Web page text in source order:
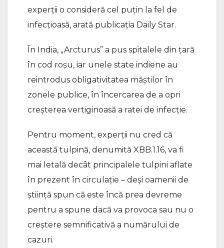
experții o consideră cel puțin la fel de
infecțioasă, arată publicația Daily Star.
În India, „Arcturus” a pus spitalele din țară
în cod roșu, iar unele state indiene au
reintrodus obligativitatea măștilor în
zonele publice, în încercarea de a opri
creșterea vertiginoasă a ratei de infecție.
Pentru moment, experții nu cred că
această tulpină, denumită XBB.1.16, va fi
mai letală decât principalele tulpini aflate
în prezent în circulație – deși oamenii de
știință spun că este încă prea devreme
pentru a spune dacă va provoca sau nu o
creștere semnificativă a numărului de
cazuri.